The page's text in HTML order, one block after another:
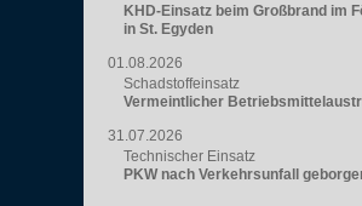
KHD-Einsatz beim Großbrand im
in St. Egyden
01.08.2026
Schadstoffeinsatz
Vermeintlicher
31.07.2026
Technischer Einsatz
PKW nach Verkehrsunfall